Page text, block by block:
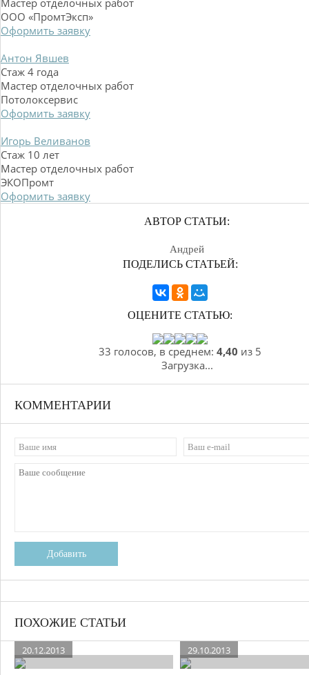
Мастер отделочных работ
ООО «ПромтЭксп»
Оформить заявку
Антон Явшев
Стаж 4 года
Мастер отделочных работ
Потолоксервис
Оформить заявку
Игорь Веливанов
Стаж 10 лет
Мастер отделочных работ
ЭКОПромт
Оформить заявку
АВТОР СТАТЬИ:
Андрей
ПОДЕЛИСЬ СТАТЬЕЙ:
ОЦЕНИТЕ СТАТЬЮ:
33 голосов, в среднем: 4,40 из 5
Загрузка...
КОММЕНТАРИИ
Добавить
ПОХОЖИЕ СТАТЬИ
20.12.2013 29.10.2013